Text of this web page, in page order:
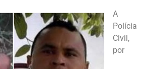
A
Polícia
Civil,
por